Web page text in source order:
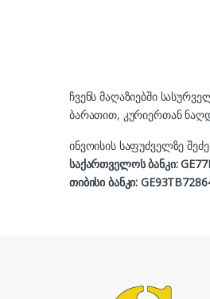
ჩვენს მაღაზიებში
ბარათით, კურიერთან
ინვოისის საფუძველზე
საქართველოს ბანკი:
თიბისი ბანკი: